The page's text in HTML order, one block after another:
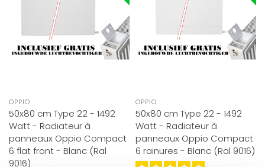
OPPIO
50x80 cm Type 22 - 1492
Watt - Radiateur à
panneaux Oppio Compact
6 flat front - Blanc (Ral
9016)
OPPIO
50x80 cm Type 22 - 1492
Watt - Radiateur à
panneaux Oppio Compact
6 rainures - Blanc (Ral 9016)